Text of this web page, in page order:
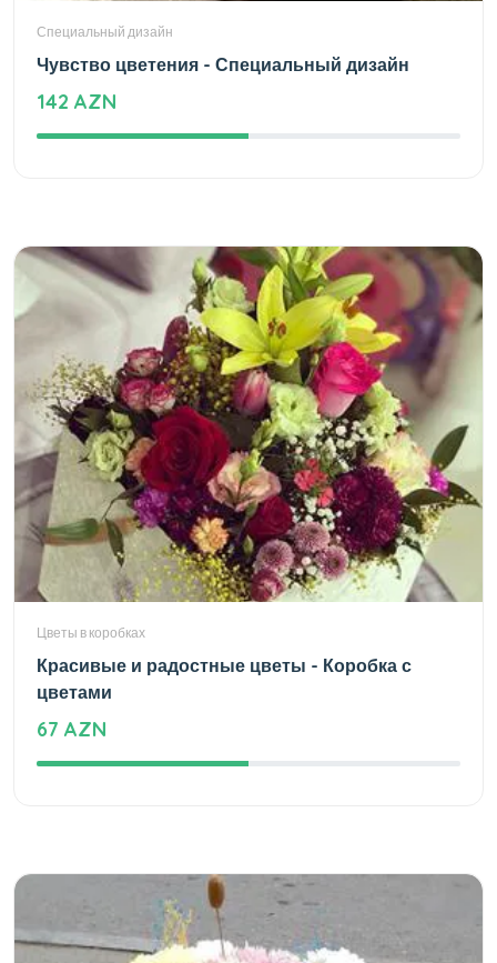
Специальный дизайн
Чувство цветения - Специальный дизайн
142 AZN
Цветы в коробках
Красивые и радостные цветы - Коробка с
цветами
67 AZN